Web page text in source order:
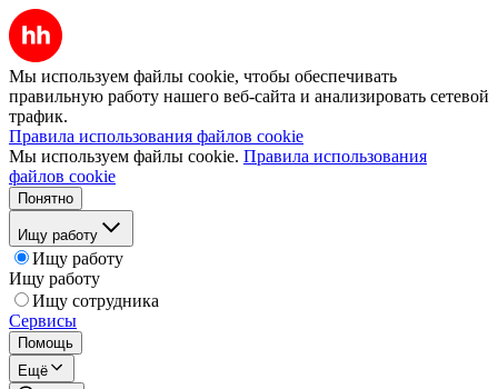
Мы используем файлы cookie, чтобы обеспечивать
правильную работу нашего веб-сайта и анализировать сетевой
трафик.
Правила использования файлов cookie
Мы используем файлы cookie. Правила использования
файлов cookie
Понятно
Ищу работу
Ищу работу
Ищу работу
Ищу сотрудника
Сервисы
Помощь
Ещё